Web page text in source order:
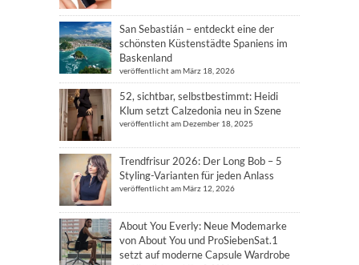
San Sebastián – entdeckt eine der
schönsten Küstenstädte Spaniens im
Baskenland
veröffentlicht am März 18, 2026
52, sichtbar, selbstbestimmt: Heidi
Klum setzt Calzedonia neu in Szene
veröffentlicht am Dezember 18, 2025
Trendfrisur 2026: Der Long Bob – 5
Styling-Varianten für jeden Anlass
veröffentlicht am März 12, 2026
About You Everly: Neue Modemarke
von About You und ProSiebenSat.1
setzt auf moderne Capsule Wardrobe